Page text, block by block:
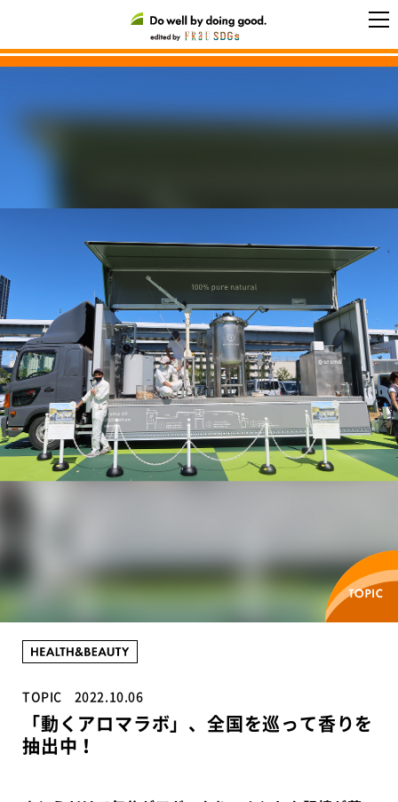
TOPIC 2022.10.06
「動くアロマラボ」、全国を巡って香りを
抽出中！